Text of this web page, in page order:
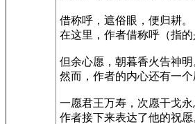
借称呼，遮俗眼，便归耕。
在这里，作者借称呼（指
但余心愿，朝暮香火告神明
然而，作者的内心还有一
一愿君王万寿，次愿干戈永
作者接下来表达了他的祝